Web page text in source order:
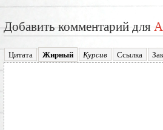
Добавить комментарий для